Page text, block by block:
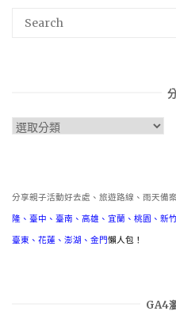
分
分享親子活動好去處、旅遊路線、雨天備
隆 、 臺中 、 臺南 、 高雄 、 宜蘭 、 桃園 、 新
臺東 、 花蓮 、 澎湖 、 金門懶人包！
GA4